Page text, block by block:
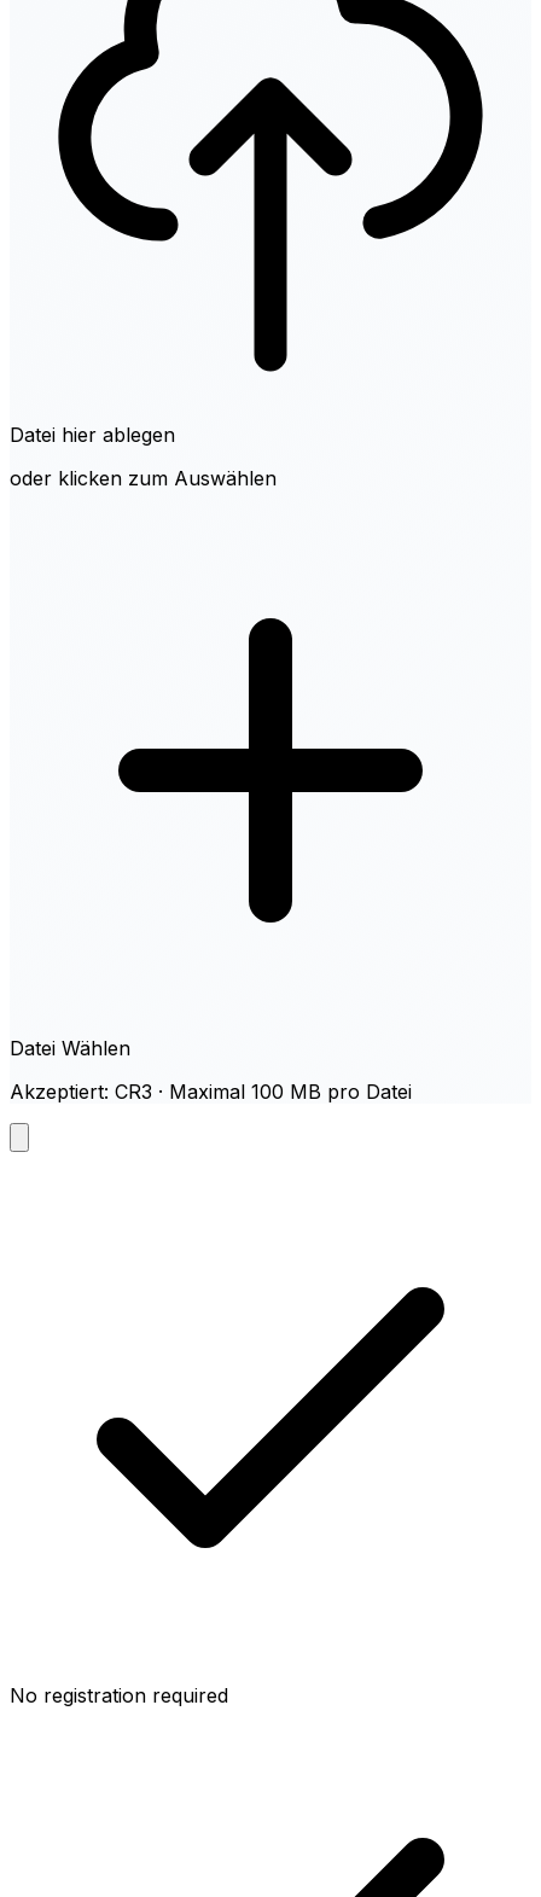
Datei hier ablegen
oder klicken zum Auswählen
Datei Wählen
Akzeptiert: CR3 · Maximal 100 MB pro Datei
No registration required